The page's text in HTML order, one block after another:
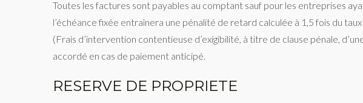
Toutes les factures sont payables au comptant sauf pour les entreprises
l’échéance fixée entraînera une pénalité de retard calculée à 1,5 fois du
(Frais d’intervention contentieuse d’exigibilité, à titre de clause pénale,
accordé en cas de paiement anticipé.
RESERVE DE PROPRIETE